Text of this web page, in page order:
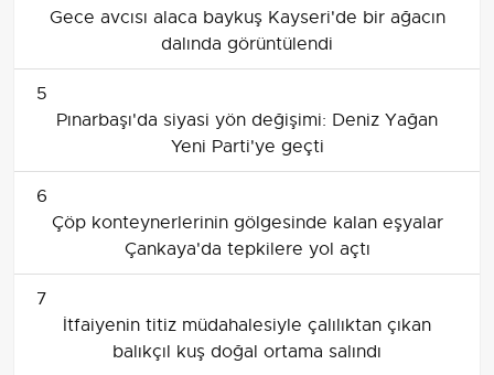
Gece avcısı alaca baykuş Kayseri'de bir ağacın
dalında görüntülendi
5
Pınarbaşı'da siyasi yön değişimi: Deniz Yağan
Yeni Parti'ye geçti
6
Çöp konteynerlerinin gölgesinde kalan eşyalar
Çankaya'da tepkilere yol açtı
7
İtfaiyenin titiz müdahalesiyle çalılıktan çıkan
balıkçıl kuş doğal ortama salındı